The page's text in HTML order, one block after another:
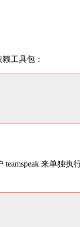
工具包：
来单独执